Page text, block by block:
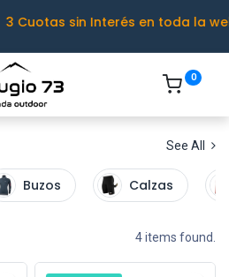
3 Cuotas sin Interés en toda la
0
See All
Buzos Calzas
4 items found.